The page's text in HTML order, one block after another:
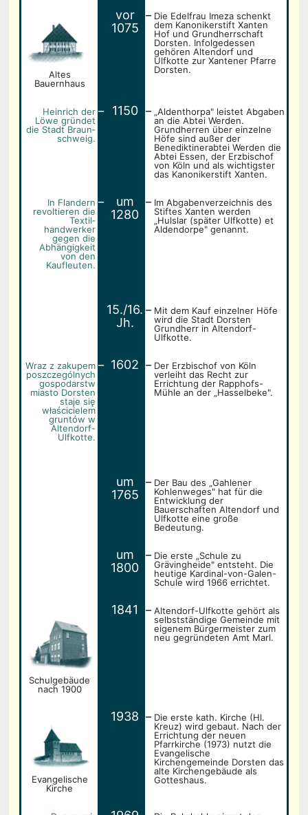
Altes
Bauernhaus
vor
1075
Die Edelfrau Imeza schenkt
dem Kanonikerstift Xanten
Hof und Grundherrschaft
Dorsten. Infolgedessen
gehören Altendorf und
Ulfkotte zur Xantener Pfarre
Dorsten.
Heinrich der
Löwe gründet
die Stadt Braun­
schweig.
1150
„Aldenthorpa" leistet Abgaben
an die Abtei Werden.
Grundherren über einzelne
Höfe sind außer der
Benediktinerabtei Werden die
Abtei Essen, der Erzbischof
von Köln und als wichtigster
das Kanonikerstift Xanten.
In Flandern
revoltieren die
Textil­
handwerker
gegen die
Abhängigkeit
von den
Kaufleuten.
um
1280
Im Abgabenverzeichnis des
Stiftes Xanten werden
„Hulslar (später Ulfkotte) et
Aldendorpe" genannt.
15./16.
Jh.
Mit dem Kauf einzelner Höfe
wird die Stadt Dorsten
Grundherr in Altendorf-
Ulfkotte.
Wraz z zakupem
poszczególnych
gospodarstw
miasto Dorsten
staje się
właścicielem
gruntów w
Altendorf-
Ulfkotte.
1602
Der Erzbischof von Köln
verleiht das Recht zur
Errichtung der Rapphofs-
Mühle an der „Hasselbeke".
um
1765
Der Bau des „Gahlener
Kohlenweges" hat für die
Entwicklung der
Bauerschaften Altendorf und
Ulfkotte eine große
Bedeutung.
um
1800
Die erste „Schule zu
Grävingheide" entsteht. Die
heutige Kardinal-von-Galen-
Schule wird 1966 errichtet.
Schul­gebäude
nach 1900
1841
Altendorf-Ulfkotte gehört als
selbstständige Gemeinde mit
eigenem Bürgermeister zum
neu gegründeten Amt Marl.
Evangelische
Kirche
1938
Die erste kath. Kirche (Hl.
Kreuz) wird gebaut. Nach der
Errichtung der neuen
Pfarrkirche (1973) nutzt die
Evangelische
Kirchengemeinde Dorsten das
alte Kirchengebäude als
Gotteshaus.